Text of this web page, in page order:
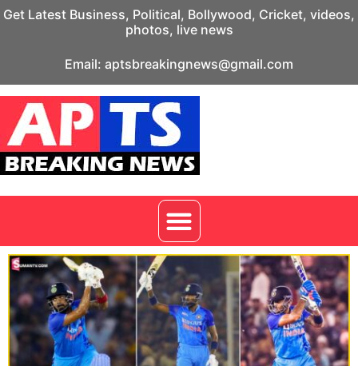
Get Latest Business, Political, Bollywood, Cricket, videos,
photos, live news
Email: aptsbreakingnews@gmail.com